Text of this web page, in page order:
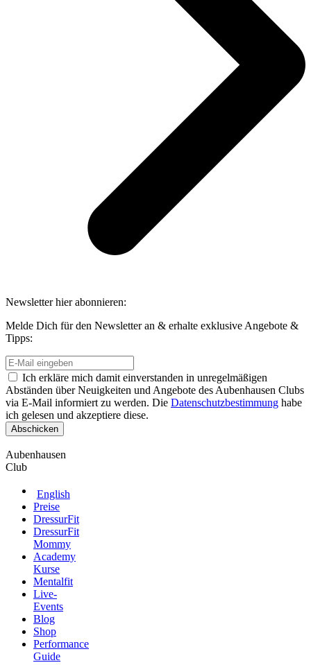
Newsletter hier abonnieren:
Melde Dich für den Newsletter an & erhalte exklusive Angebote &
Tipps:
Ich erkläre mich damit einverstanden in unregelmäßigen
Abständen über Neuigkeiten und Angebote des Aubenhausen Clubs
via E-Mail informiert zu werden. Die Datenschutzbestimmung habe
ich gelesen und akzeptiere diese.
Aubenhausen
Club
English
Preise
DressurFit
DressurFit
Mommy
Academy
Kurse
Mentalfit
Live-
Events
Blog
Shop
Performance
Guide